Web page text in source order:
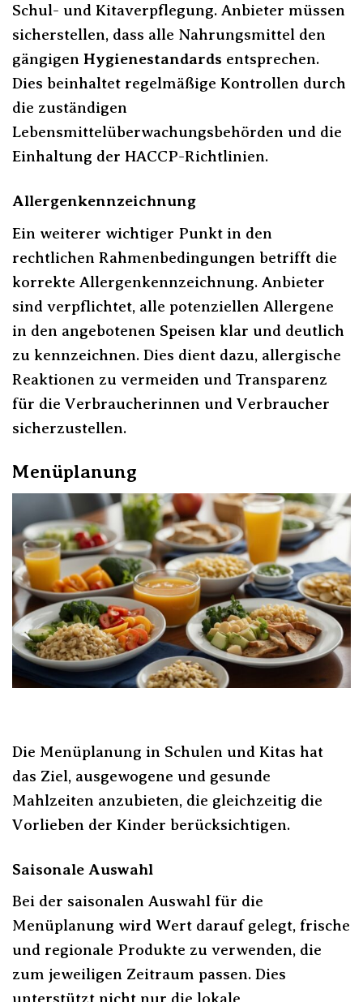
Schul- und Kitaverpflegung. Anbieter müssen
sicherstellen, dass alle Nahrungsmittel den
gängigen Hygienestandards entsprechen.
Dies beinhaltet regelmäßige Kontrollen durch
die zuständigen
Lebensmittelüberwachungsbehörden und die
Einhaltung der HACCP-Richtlinien.
Allergenkennzeichnung
Ein weiterer wichtiger Punkt in den
rechtlichen Rahmenbedingungen betrifft die
korrekte Allergenkennzeichnung. Anbieter
sind verpflichtet, alle potenziellen Allergene
in den angebotenen Speisen klar und deutlich
zu kennzeichnen. Dies dient dazu, allergische
Reaktionen zu vermeiden und Transparenz
für die Verbraucherinnen und Verbraucher
sicherzustellen.
Menüplanung
Die Menüplanung in Schulen und Kitas hat
das Ziel, ausgewogene und gesunde
Mahlzeiten anzubieten, die gleichzeitig die
Vorlieben der Kinder berücksichtigen.
Saisonale Auswahl
Bei der saisonalen Auswahl für die
Menüplanung wird Wert darauf gelegt, frische
und regionale Produkte zu verwenden, die
zum jeweiligen Zeitraum passen. Dies
unterstützt nicht nur die lokale